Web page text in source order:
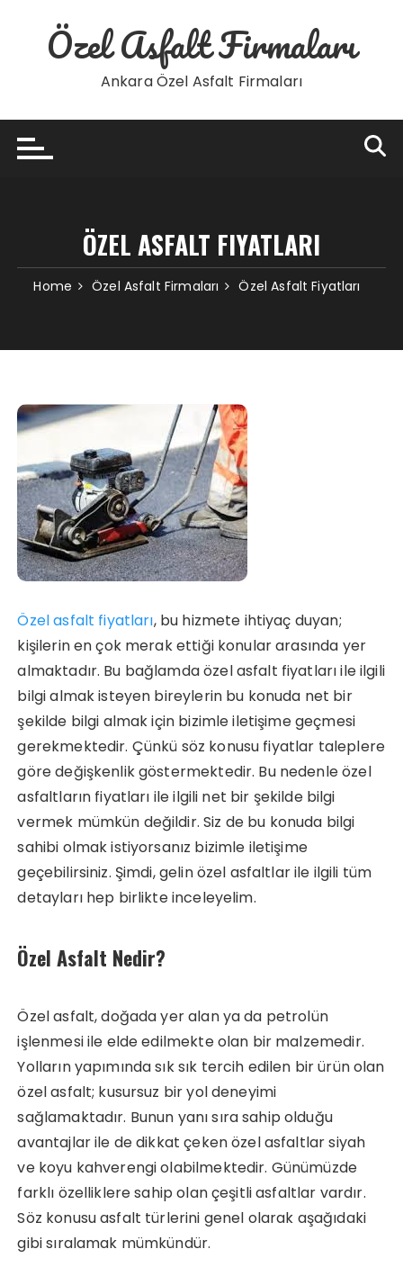
contentÖzel Asfalt Firmaları
Ankara Özel Asfalt Firmaları
ÖZEL ASFALT FIYATLARI
Home Özel Asfalt Firmaları Özel Asfalt Fiyatları
Özel asfalt fiyatları, bu hizmete ihtiyaç duyan;
kişilerin en çok merak ettiği konular arasında yer
almaktadır. Bu bağlamda özel asfalt fiyatları ile ilgili
bilgi almak isteyen bireylerin bu konuda net bir
şekilde bilgi almak için bizimle iletişime geçmesi
gerekmektedir. Çünkü söz konusu fiyatlar taleplere
göre değişkenlik göstermektedir. Bu nedenle özel
asfaltların fiyatları ile ilgili net bir şekilde bilgi
vermek mümkün değildir. Siz de bu konuda bilgi
sahibi olmak istiyorsanız bizimle iletişime
geçebilirsiniz. Şimdi, gelin özel asfaltlar ile ilgili tüm
detayları hep birlikte inceleyelim.
Özel Asfalt Nedir?
Özel asfalt, doğada yer alan ya da petrolün
işlenmesi ile elde edilmekte olan bir malzemedir.
Yolların yapımında sık sık tercih edilen bir ürün olan
özel asfalt; kusursuz bir yol deneyimi
sağlamaktadır. Bunun yanı sıra sahip olduğu
avantajlar ile de dikkat çeken özel asfaltlar siyah
ve koyu kahverengi olabilmektedir. Günümüzde
farklı özelliklere sahip olan çeşitli asfaltlar vardır.
Söz konusu asfalt türlerini genel olarak aşağıdaki
gibi sıralamak mümkündür.